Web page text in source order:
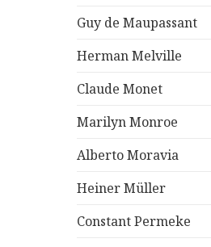
Guy de Maupassant
Herman Melville
Claude Monet
Marilyn Monroe
Alberto Moravia
Heiner Müller
Constant Permeke